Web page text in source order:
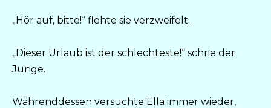
„Hör auf, bitte!“ flehte sie verzweifelt.
„Dieser Urlaub ist der schlechteste!“ schrie der
Junge.
Währenddessen versuchte Ella immer wieder,